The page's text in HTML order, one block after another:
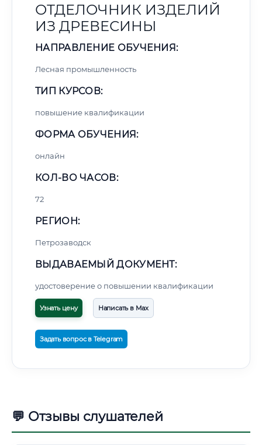
ОТДЕЛОЧНИК ИЗДЕЛИЙ
ИЗ ДРЕВЕСИНЫ
НАПРАВЛЕНИЕ ОБУЧЕНИЯ:
Лесная промышленность
ТИП КУРСОВ:
повышение квалификации
ФОРМА ОБУЧЕНИЯ:
онлайн
КОЛ-ВО ЧАСОВ:
72
РЕГИОН:
Петрозаводск
ВЫДАВАЕМЫЙ ДОКУМЕНТ:
удостоверение о повышении квалификации
Узнать цену Написать в Max
Задать вопрос в Telegram
💬 Отзывы слушателей